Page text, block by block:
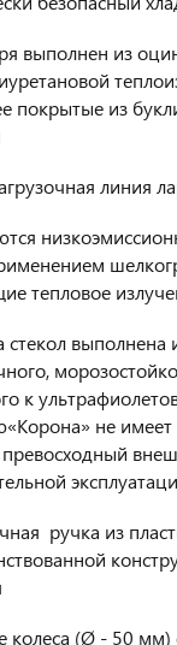
выполнен из
покрытые из
линия
тепловое
стекол выполнена
к
не имеет
превосходный
ручка из
колеса (Ø - 50 мм)